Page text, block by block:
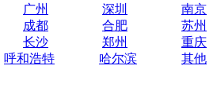
广州 深圳
南京
成都 合肥
苏州
长沙 郑州
重庆
呼和浩特 哈尔滨
其他